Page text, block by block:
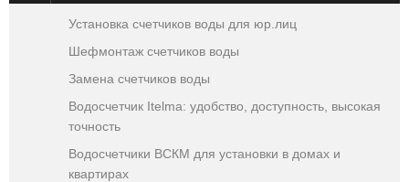
Установка счетчиков воды для юр.лиц
Шефмонтаж счетчиков воды
Замена счетчиков воды
Водосчетчик Itelma: удобство, доступность, высокая
точность
Водосчетчики ВСКМ для установки в домах и
квартирах